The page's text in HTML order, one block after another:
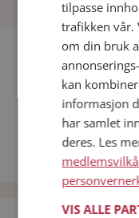
Fler single
Kvinner fra Drammen
Date kvinner i Norge
Date menn i Norge
tilpasse
trafikken vår.
om din bruk
kan
informasjon
har samlet
deres. Les
VIS ALLE